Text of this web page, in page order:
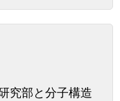
究部と分子構造